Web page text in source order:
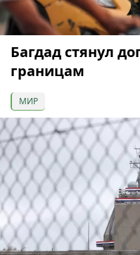
Багдад стянул
границам
МИР